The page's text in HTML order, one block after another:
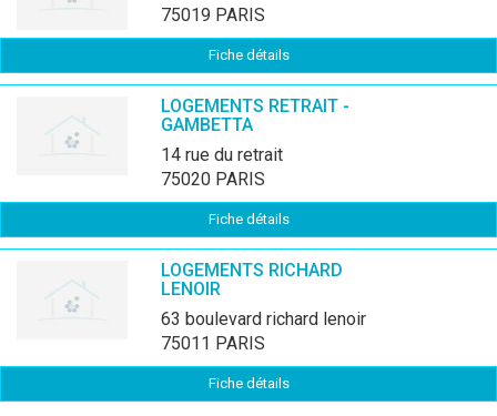
75019 PARIS
Fiche détails
LOGEMENTS RETRAIT -
GAMBETTA
14 rue du retrait
75020 PARIS
Fiche détails
LOGEMENTS RICHARD
LENOIR
63 boulevard richard lenoir
75011 PARIS
Fiche détails